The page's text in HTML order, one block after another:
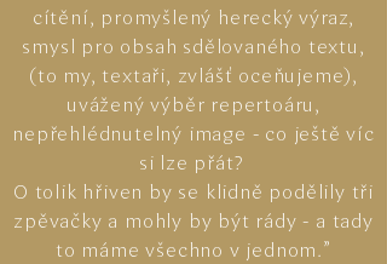
cítění, promyšlený herecký výraz,
smysl pro obsah sdělovaného textu,
(to my, textaři, zvlášť oceňujeme),
uvážený výběr repertoáru,
nepřehlédnutelný image - co ještě víc
si lze přát?
O tolik hřiven by se klidně podělily tři
zpěvačky a mohly by být rády - a tady
to máme všechno v jednom.”